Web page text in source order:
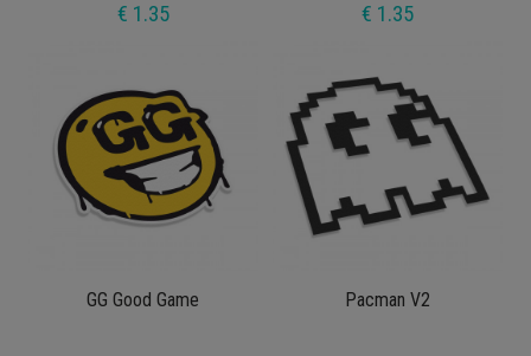
€ 1.35 € 1.35
GG Good Game Pacman V2